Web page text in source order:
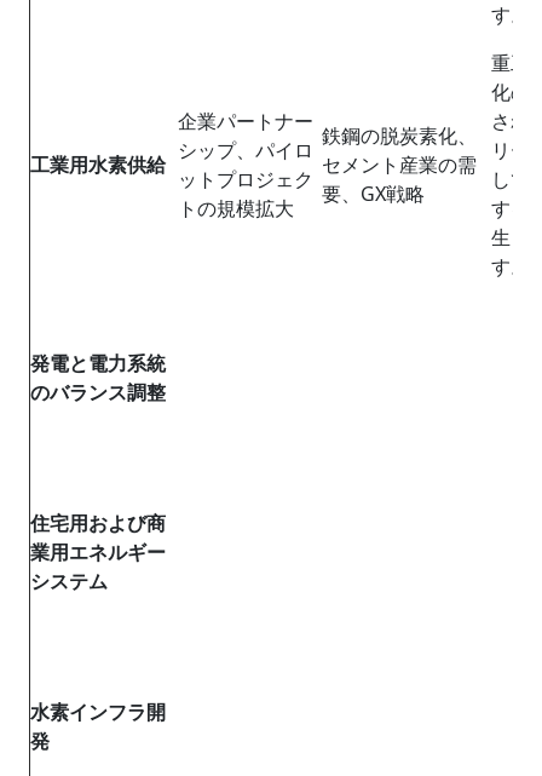
す。
工業用水素供給
企業パートナー
シップ、パイロ
ットプロジェク
トの規模拡大
鉄鋼の脱炭素化、
セメント産業の需
要、GX戦略
重工
化の
され
リー
して
する
生ま
す。
発電と電力系統
のバランス調整
住宅用および商
業用エネルギー
システム
水素インフラ開
発